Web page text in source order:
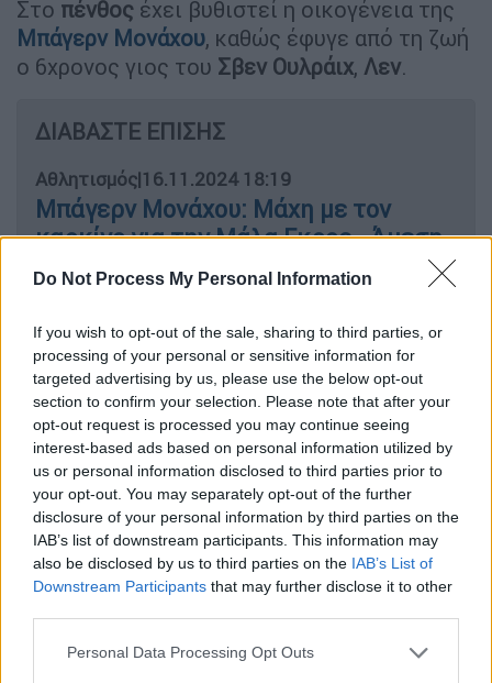
Do Not Process My Personal Information
If you wish to opt-out of the sale, sharing to third parties, or
processing of your personal or sensitive information for
targeted advertising by us, please use the below opt-out
section to confirm your selection. Please note that after your
opt-out request is processed you may continue seeing
interest-based ads based on personal information utilized by
us or personal information disclosed to third parties prior to
your opt-out. You may separately opt-out of the further
disclosure of your personal information by third parties on the
IAB’s list of downstream participants. This information may
also be disclosed by us to third parties on the IAB’s List of
Downstream Participants that may further disclose it to other
Please note that this website/app uses one or more Google
Personal Data Processing Opt Outs
Στο πένθος έχει βυθιστεί η οικογένεια της
Μπάγερν Μονάχου, καθώς έφυγε από τη ζωή
ο 6χρονος γιος του Σβεν Ουλράιχ, Λεν.
ΔΙΑΒΑΣΤΕ ΕΠΙΣΗΣ
Αθλητισμός|16.11.2024 18:19
Μπάγερν Μονάχου: Μάχη με τον
καρκίνο για την Μάλα Γκρος - Άμεση
επέκταση συμβολαίου της έκανε η
Ο 36χρονοςτερματοφύλακαςανακοίνωσε
την είδηση τουθανάτου του γιου του μέσω
ανάρτησης σταμέσα κοινωνικής δικτύωσης
αναφέροντας ότι το παιδί του έφυγε από τη
ζωή πριν από μερικές εβδομάδες, λόγω
σοβαρής ασθένειας.
ΟΟυλράιχ, που βρίσκεται στηνΜπάγερντην
τελευταία δεκαετία, ζήτησε από τον κόσμο
και τα ΜΜΕ να σεβαστούν αυτή τη δύσκολη